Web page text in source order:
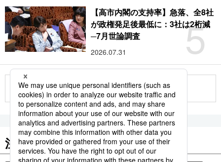
5
【高市内閣の支持率】急落、全8社
が政権発足後最低に：3社は2桁減
─7月世論調査
2026.07.31
もっと見る
注目のキーワード